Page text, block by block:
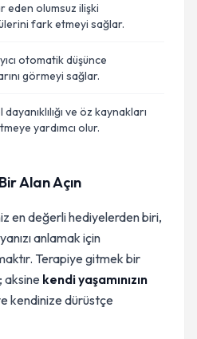
eden olumsuz ilişki
fark etmeyi sağlar.
otomatik düşünce
görmeyi sağlar.
dayanıklılığı ve öz kaynakları
yardımcı olur.
Alan Açın
en değerli hediyelerden biri,
anlamak için
Terapiye gitmek bir
aksine kendi yaşamınızın
kendinize dürüstçe